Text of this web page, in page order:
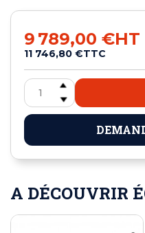
9 789,00 €HT
11 746,80 €TTC
A DÉCOUVRIR